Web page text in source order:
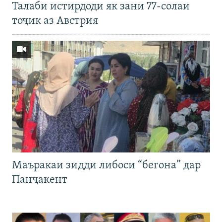
Талаби истирдоди як зани 77-солаи
тоҷик аз Австрия
Маъракаи зидди либоси “бегона” дар
Панҷакент